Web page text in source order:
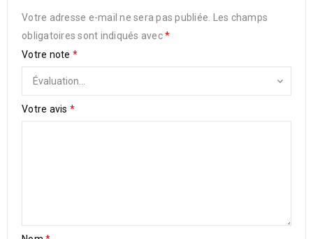
Votre adresse e-mail ne sera pas publiée.
Les champs
obligatoires sont indiqués avec*
Votre note *
Votre avis *